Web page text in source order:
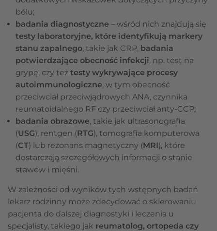
bólu;
badania diagnostyczne – wśród nich znajdują się
testy laboratoryjne, które identyfikują markery
stanu zapalnego, takie jak CRP, badania
potwierdzające obecność infekcji, np. test na
grypę, czy też testy wykrywające procesy
autoimmunologiczne, w tym obecność
przeciwciał przeciwjądrowych ANA, czynnika
reumatoidalnego RF czy przeciwciał anty-CCP;
badania obrazowe, takie jak ultrasonografia
(USG), rentgen (RTG), tomografia komputerowa
(CT) lub rezonans magnetyczny (MRI), które
dostarczają szczegółowych informacji o stanie
stawów i mięśni.
W zależności od wyników tych wstępnych badań
lekarz rodzinny może zdecydować o skierowaniu
pacjenta do dalszej diagnostyki i leczenia u
specjalisty, takiego jak reumatolog, ortopeda czy